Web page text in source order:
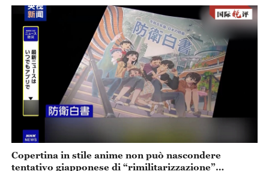
Copertina in stile anime non può nascondere
tentativo giapponese di “rimilitarizzazione”